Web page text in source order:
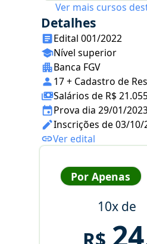
Ver mais cursos
Detalhes
Edital 001/2022
Nível superior
Banca FGV
17 + Cadastro de
Salários de R$
Prova dia 29/01/2023
Inscrições de 03/10/
Ver edital
Por Apenas
10x de